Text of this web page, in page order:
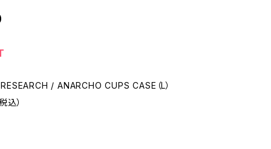
/ ANARCHO CUPS CASE（L）
込）